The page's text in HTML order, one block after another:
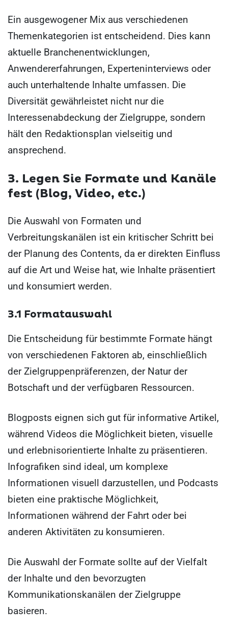
Ein ausgewogener Mix aus verschiedenen
Themenkategorien ist entscheidend. Dies kann
aktuelle Branchenentwicklungen,
Anwendererfahrungen, Experteninterviews oder
auch unterhaltende Inhalte umfassen. Die
Diversität gewährleistet nicht nur die
Interessenabdeckung der Zielgruppe, sondern
hält den Redaktionsplan vielseitig und
ansprechend.
3. Legen Sie Formate und Kanäle
fest (Blog, Video, etc.)
Die Auswahl von Formaten und
Verbreitungskanälen ist ein kritischer Schritt bei
der Planung des Contents, da er direkten Einfluss
auf die Art und Weise hat, wie Inhalte präsentiert
und konsumiert werden.
3.1 Formatauswahl
Die Entscheidung für bestimmte Formate hängt
von verschiedenen Faktoren ab, einschließlich
der Zielgruppenpräferenzen, der Natur der
Botschaft und der verfügbaren Ressourcen.
Blogposts eignen sich gut für informative Artikel,
während Videos die Möglichkeit bieten, visuelle
und erlebnisorientierte Inhalte zu präsentieren.
Infografiken sind ideal, um komplexe
Informationen visuell darzustellen, und Podcasts
bieten eine praktische Möglichkeit,
Informationen während der Fahrt oder bei
anderen Aktivitäten zu konsumieren.
Die Auswahl der Formate sollte auf der Vielfalt
der Inhalte und den bevorzugten
Kommunikationskanälen der Zielgruppe
basieren.